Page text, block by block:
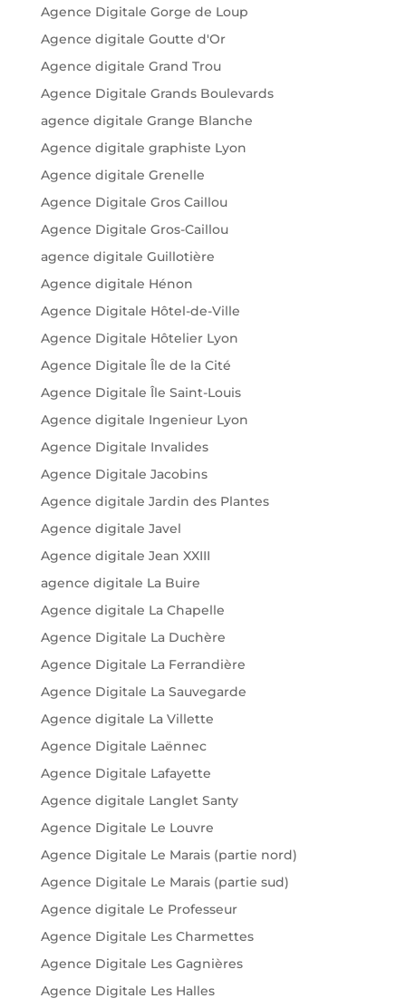
Agence Digitale Gorge de Loup
Agence digitale Goutte d'Or
Agence digitale Grand Trou
Agence Digitale Grands Boulevards
agence digitale Grange Blanche
Agence digitale graphiste Lyon
Agence digitale Grenelle
Agence Digitale Gros Caillou
Agence Digitale Gros-Caillou
agence digitale Guillotière
Agence digitale Hénon
Agence Digitale Hôtel-de-Ville
Agence Digitale Hôtelier Lyon
Agence Digitale Île de la Cité
Agence Digitale Île Saint-Louis
Agence digitale Ingenieur Lyon
Agence Digitale Invalides
Agence Digitale Jacobins
Agence digitale Jardin des Plantes
Agence digitale Javel
Agence digitale Jean XXIII
agence digitale La Buire
Agence digitale La Chapelle
Agence Digitale La Duchère
Agence Digitale La Ferrandière
Agence Digitale La Sauvegarde
Agence digitale La Villette
Agence Digitale Laënnec
Agence Digitale Lafayette
Agence digitale Langlet Santy
Agence Digitale Le Louvre
Agence Digitale Le Marais (partie nord)
Agence Digitale Le Marais (partie sud)
Agence digitale Le Professeur
Agence Digitale Les Charmettes
Agence Digitale Les Gagnières
Agence Digitale Les Halles